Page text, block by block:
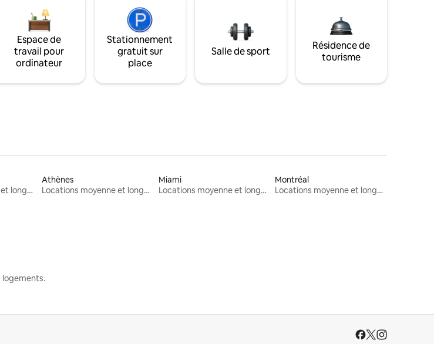
Espace de
travail pour
ordinateur
Stationnement
gratuit sur
place
Salle de sport
Résidence de
tourisme
Locations moyenne et longue durée
Athènes
Locations moyenne et longue durée
Miami
Locations moyenne et longue durée
Montréal
Locations moyenne et longue durée
logements.